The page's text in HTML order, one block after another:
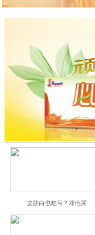
皮肤白也吃亏？邓伦哭